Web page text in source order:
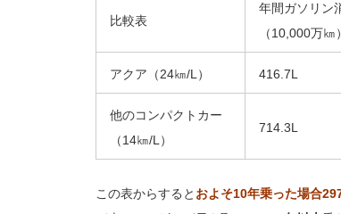
比較表
年間ガソリン
（10,000万㎞）
アクア（24㎞/L） 416.7L
他のコンパクトカー
（14㎞/L）
714.3L
この表からすると およそ10年乗った場合